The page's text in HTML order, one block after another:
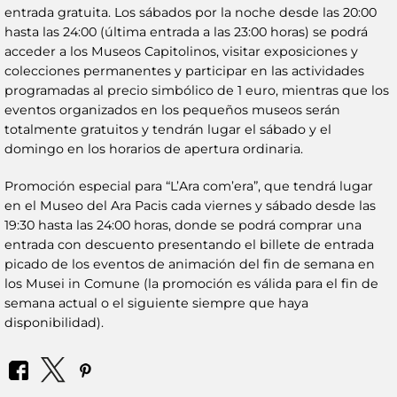
entrada gratuita. Los sábados por la noche desde las 20:00
hasta las 24:00 (última entrada a las 23:00 horas) se podrá
acceder a los Museos Capitolinos, visitar exposiciones y
colecciones permanentes y participar en las actividades
programadas al precio simbólico de 1 euro, mientras que los
eventos organizados en los pequeños museos serán
totalmente gratuitos y tendrán lugar el sábado y el
domingo en los horarios de apertura ordinaria.
Promoción especial para “L’Ara com’era”, que tendrá lugar
en el Museo del Ara Pacis cada viernes y sábado desde las
19:30 hasta las 24:00 horas, donde se podrá comprar una
entrada con descuento presentando el billete de entrada
picado de los eventos de animación del fin de semana en
los Musei in Comune (la promoción es válida para el fin de
semana actual o el siguiente siempre que haya
disponibilidad).